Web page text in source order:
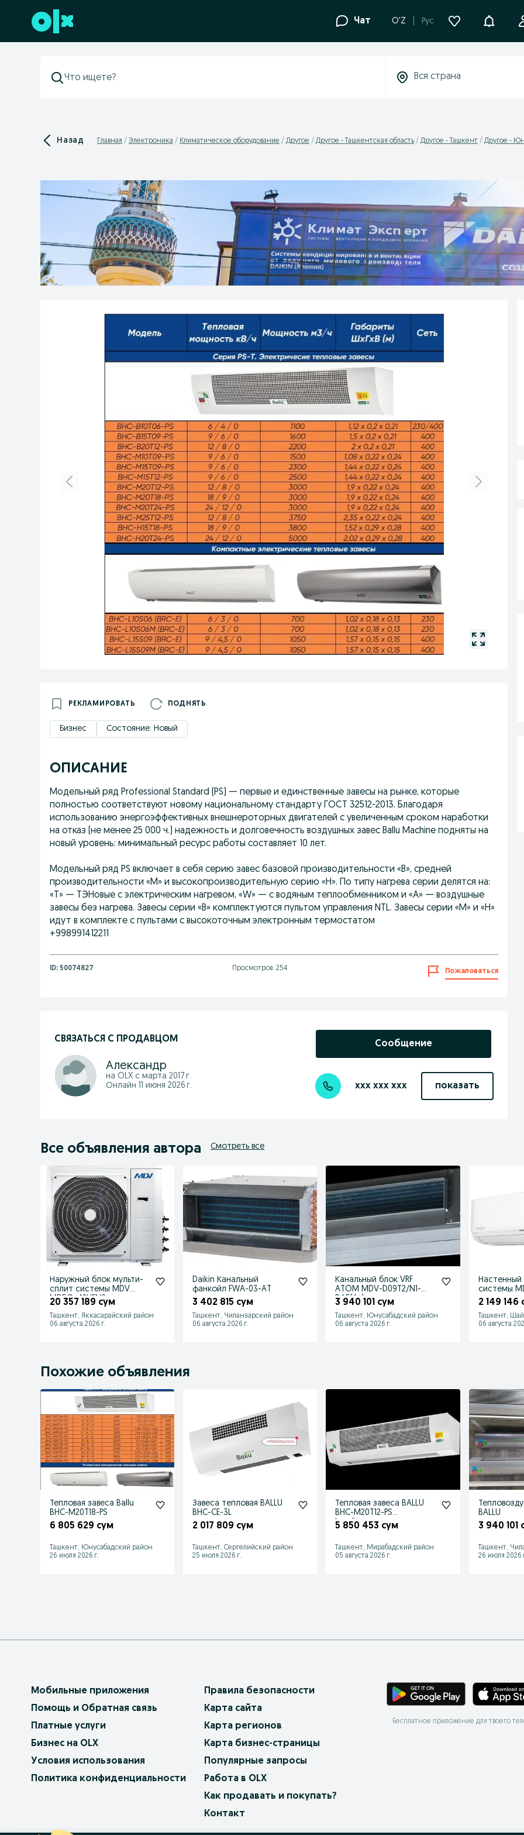
Перейти к нижнему колонтитулу Чат O'Z Рус
Назад Главная Электроника Климатическое оборудование Другое Другое - Ташкентская область Другое - Ташкент Другое -
РЕКЛАМИРОВАТЬ ПОДНЯТЬ
Бизнес Состояние: Новый
ОПИСАНИЕ
Модельный ряд Professional Standard (PS) — первые и единственные завесы на рынке, которые
полностью соответствуют новому национальному стандарту ГОСТ 32512-2013. Благодаря
использованию энергоэффективных внешнероторных двигателей с увеличенным сроком наработки
на отказ (не менее 25 000 ч.) надежность и долговечность воздушных завес Ballu Machine подняты на
новый уровень: минимальный ресурс работы составляет 10 лет.
Модельный ряд PS включает в себя серию завес базовой производительности «B», средней
производительности «M» и высокопроизводительную серию «H». По типу нагрева серии делятся на:
«T» — ТЭНовые с электрическим нагревом, «W» — с водяным теплообменником и «A» — воздушные
завесы без нагрева. Завесы серии «B» комплектуются пультом управления NTL. Завесы серии «M» и «H»
идут в комплекте с пультами с высокоточным электронным термостатом
+998991412211
ID: 50074827 Просмотров: 254 Пожаловаться
СВЯЗАТЬСЯ С ПРОДАВЦОМ
Александр
на OLX с марта 2017 г.
Онлайн 11 июня 2026 г.
Сообщение
xxx xxx xxx показать
Все объявления автора Смотреть все
Наружный блок мульти-
сплит системы MDV
MD5O-42HFN8
20 357 189 сум
Ташкент, Яккасарайский район
06 августа 2026 г.
Daikin Канальный
фанкойл FWA-03-AT
3 402 815 сум
Ташкент, Чиланзарский район
06 августа 2026 г.
Канальный блок VRF
ATOM MDV-D09T2/N1-
DA5(At)
3 940 101 сум
Ташкент, Юнусабадский район
06 августа 2026 г.
Настенный
системы
2 149 146
Ташкент,
06 августа
Похожие объявления
Тепловая завеса Ballu
BHC-M20T18-PS
6 805 629 сум
Ташкент, Юнусабадский район
26 июля 2026 г.
Завеса тепловая BALLU
BHC-CE-3L
2 017 809 сум
Ташкент, Сергелийский район
25 июля 2026 г.
Тепловая завеса BALLU
BHC-M20T12-PS
konditsaner кандисанер
5 850 453 сум
Ташкент, Мирабадский район
05 августа 2026 г.
BALLU
3 940 101
Ташкент,
26 июля 2026
Мобильные приложения
Помощь и Обратная связь
Платные услуги
Бизнес на OLX
Условия использования
Политика конфиденциальности
Правила безопасности
Карта сайта
Карта регионов
Карта бизнес-страницы
Популярные запросы
Работа в OLX
Как продавать и покупать?
Контакт
Бесплатное приложение для твоего